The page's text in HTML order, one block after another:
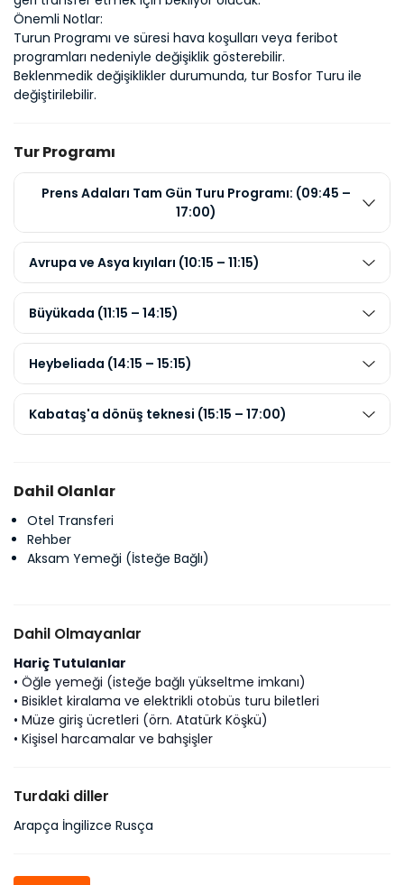
Önemli Notlar:
Turun Programı ve süresi hava koşulları veya feribot
programları nedeniyle değişiklik gösterebilir.
Beklenmedik değişiklikler durumunda, tur Bosfor Turu ile
değiştirilebilir.
Tur Programı
Prens Adaları Tam Gün Turu Programı: (09:45 –
17:00)
Avrupa ve Asya kıyıları (10:15 – 11:15)
Büyükada (11:15 – 14:15)
Heybeliada (14:15 – 15:15)
Kabataş'a dönüş teknesi (15:15 – 17:00)
Dahil Olanlar
Otel Transferi
Rehber
Aksam Yemeği (İsteğe Bağlı)
Dahil Olmayanlar
Hariç Tutulanlar
• Öğle yemeği (isteğe bağlı yükseltme imkanı)
• Bisiklet kiralama ve elektrikli otobüs turu biletleri
• Müze giriş ücretleri (örn. Atatürk Köşkü)
• Kişisel harcamalar ve bahşişler
Turdaki diller
Arapça İngilizce Rusça